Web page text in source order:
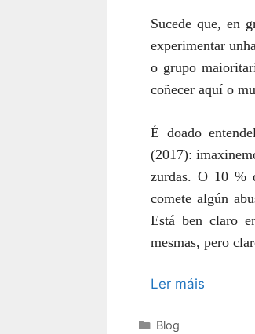
Sucede que, en
experimentar
o grupo
coñecer aquí o
É doado
(2017):
zurdas. O 10 %
comete algún
Está ben claro
mesmas, pero
Ler máis
Categorías
Blog